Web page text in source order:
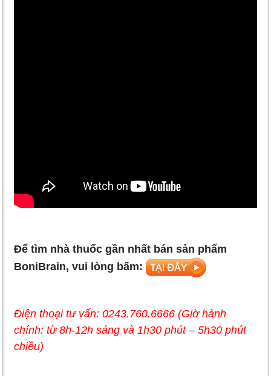
Để tìm nhà thuốc gần nhất bán sản phẩm
BoniBrain, vui lòng bấm:
Điện thoại tư vấn: 0243.760.6666 (Giờ hành
chính: từ 8h-12h sáng và 1h30 phút – 5h30 phút
chiều)